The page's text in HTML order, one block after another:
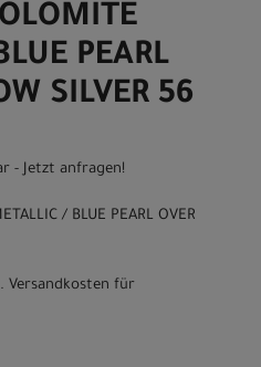
PEARL
SILVER 56
- Jetzt anfragen!
/ BLUE PEARL OVER
Versandkosten für